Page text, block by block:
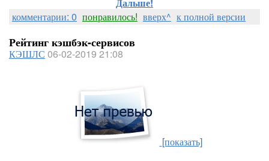
комментарии: 0 понравилось! вверх^ к полной версии
Рейтинг кэшбэк-сервисов
КЭШЛС 06-02-2019 21:08
[показать]